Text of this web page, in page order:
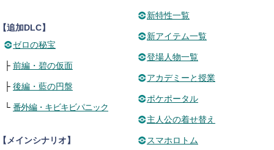
追加DLC】
ゼロの秘宝
├ 前編・碧の仮面
├ 後編・藍の円盤
└ 番外編・キビキビパニック
メインシナリオ】
新特性一覧
新アイテム一覧
登場人物一覧
アカデミーと授業
ポケポータル
主人公の着せ替え
スマホロトム